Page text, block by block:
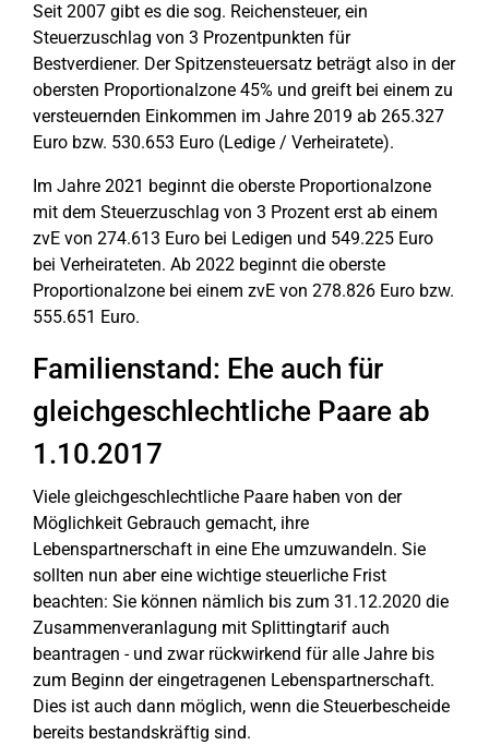
Seit 2007 gibt es die sog. Reichensteuer, ein
Steuerzuschlag von 3 Prozentpunkten für
Bestverdiener. Der Spitzensteuersatz beträgt also in der
obersten Proportionalzone 45% und greift bei einem zu
versteuernden Einkommen im Jahre 2019 ab 265.327
Euro bzw. 530.653 Euro (Ledige / Verheiratete).
Im Jahre 2021 beginnt die oberste Proportionalzone
mit dem Steuerzuschlag von 3 Prozent erst ab einem
zvE von 274.613 Euro bei Ledigen und 549.225 Euro
bei Verheirateten. Ab 2022 beginnt die oberste
Proportionalzone bei einem zvE von 278.826 Euro bzw.
555.651 Euro.
Familienstand: Ehe auch für
gleichgeschlechtliche Paare ab
1.10.2017
Viele gleichgeschlechtliche Paare haben von der
Möglichkeit Gebrauch gemacht, ihre
Lebenspartnerschaft in eine Ehe umzuwandeln. Sie
sollten nun aber eine wichtige steuerliche Frist
beachten: Sie können nämlich bis zum 31.12.2020 die
Zusammenveranlagung mit Splittingtarif auch
beantragen - und zwar rückwirkend für alle Jahre bis
zum Beginn der eingetragenen Lebenspartnerschaft.
Dies ist auch dann möglich, wenn die Steuerbescheide
bereits bestandskräftig sind.